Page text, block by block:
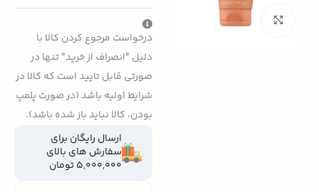
بزرگنمایی تصویر
درخواست مرجوع کردن کالا با
دلیل "انصراف از خرید" تنها در
صورتی قابل تایید است که کالا در
شرایط اولیه باشد (در صورت پلمپ
بودن، کالا نباید باز شده باشد).
ارسال رایگان برای
سفارش های بالای
5,000,000 تومان